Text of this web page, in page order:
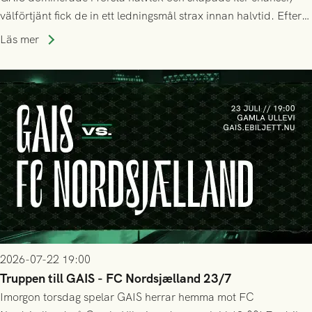
välförtjänt fick de in ett ledningsmål strax innan halvtid. Efter
halvtidsvilan sjönk tempot när Nordsjälland tilläts ha mer av
seger! Matchfoto: Mikael Josefsson & Lasse Ekström
Läs mer
2026-07-22 19:00
Truppen till GAIS - FC Nordsjælland 23/7
Imorgon torsdag spelar GAIS herrar hemma mot FC